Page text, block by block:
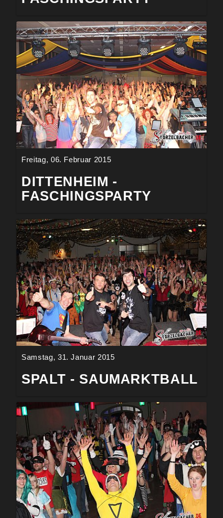
Freitag, 06. Februar 2015
DITTENHEIM -
FASCHINGSPARTY
Samstag, 31. Januar 2015
SPALT - SAUMARKTBALL